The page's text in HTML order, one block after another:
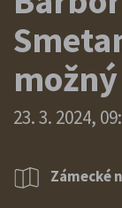
23. 3. 2024,
Zámecké